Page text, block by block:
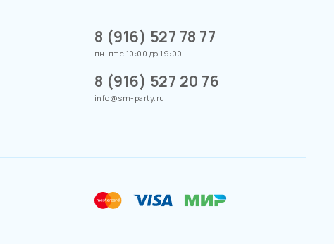
8 (916) 527 78 77
пн-пт с 10:00 до 19:00
8 (916) 527 20 76
info@sm-party.ru